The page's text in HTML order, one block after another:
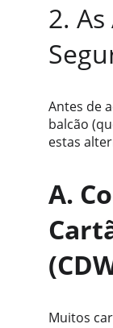
2.
Antes de
balcão
estas
A.
Muitos